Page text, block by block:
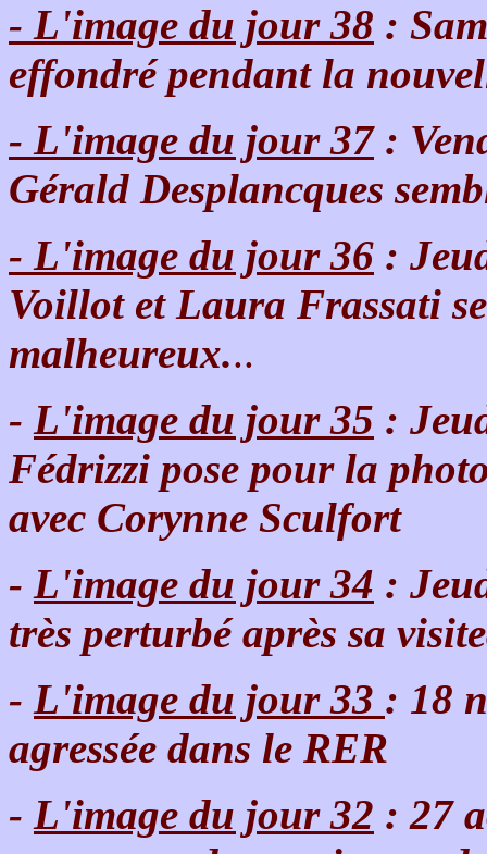
- L'image du jour 38 :
effondré pendant la
- L'image du jour 37:
Gérald Desplancques
- L'image du jour 36 :
Voillot et Laura Frassati
malheureux...
- L'image du jour 35 :
Fédrizzi pose pour la
avec Corynne Sculfort
- L'image du jour 34 :
très perturbé après sa
- L'image du jour 33 : 18
agressée dans le RER
- L'image du jour 32 : 27